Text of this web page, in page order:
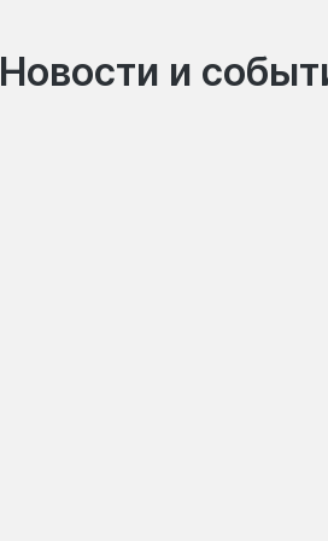
Новости и